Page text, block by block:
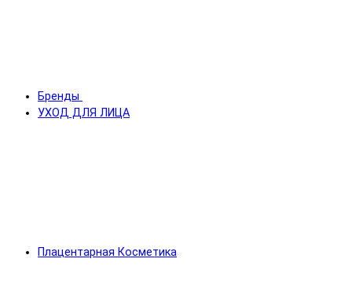
Бренды
УХОД ДЛЯ ЛИЦА
Плацентарная Косметика